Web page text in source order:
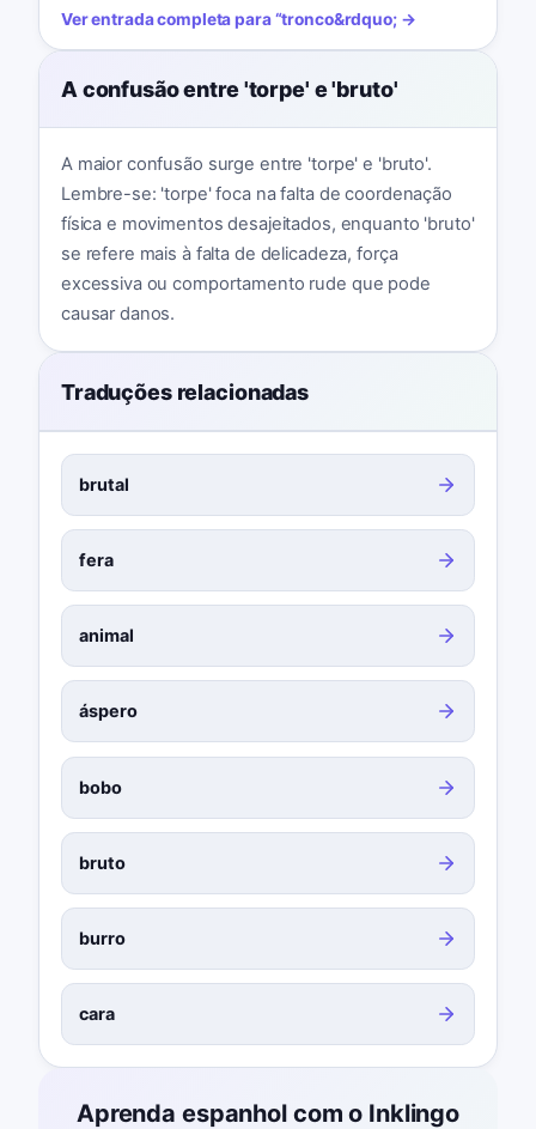
Ver entrada completa para“tronco&rdquo; →
A confusão entre 'torpe' e 'bruto'
A maior confusão surge entre 'torpe' e 'bruto'.
Lembre-se: 'torpe' foca na falta de coordenação
física e movimentos desajeitados, enquanto 'bruto'
se refere mais à falta de delicadeza, força
excessiva ou comportamento rude que pode
causar danos.
Traduções relacionadas
brutal
fera
animal
áspero
bobo
bruto
burro
cara
Aprenda espanhol com o Inklingo